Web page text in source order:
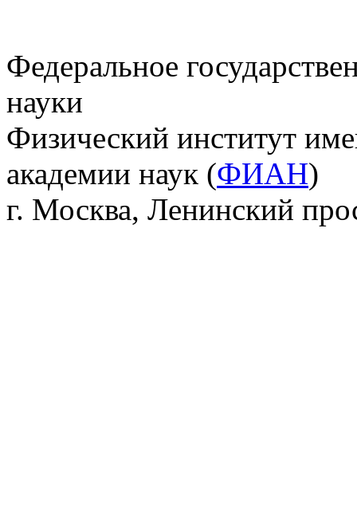
Федеральное
науки
Физический институт
академии наук (ФИАН)
г. Москва, Ленинский